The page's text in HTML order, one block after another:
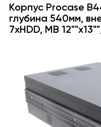
Корпус Procase
глубина 540мм,
7xHDD, MB